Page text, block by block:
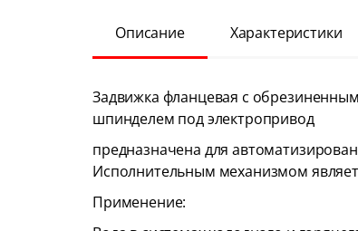
Описание Характеристики
Задвижка фланцевая с
шпинделем под электропривод
предназначена для
Исполнительным механизмом
Применение: